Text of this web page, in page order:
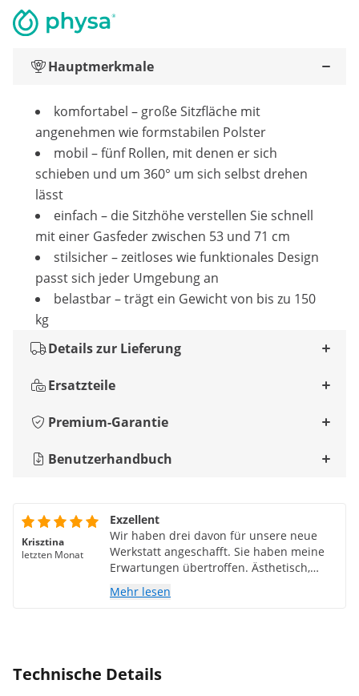
Hauptmerkmale
komfortabel – große Sitzfläche mit
angenehmen wie formstabilen Polster
mobil – fünf Rollen, mit denen er sich
schieben und um 360° um sich selbst drehen
lässt
einfach – die Sitzhöhe verstellen Sie schnell
mit einer Gasfeder zwischen 53 und 71 cm
stilsicher – zeitloses wie funktionales Design
passt sich jeder Umgebung an
belastbar – trägt ein Gewicht von bis zu 150
kg
Details zur Lieferung
Ersatzteile
Premium-Garantie
Benutzerhandbuch
Krisztina
letzten Monat
Exzellent
Wir haben drei davon für unsere neue
Werkstatt angeschafft. Sie haben meine
Erwartungen übertroffen. Ästhetisch,
modern, praktisch und komfortabel.
Mehr lesen
Technische Details